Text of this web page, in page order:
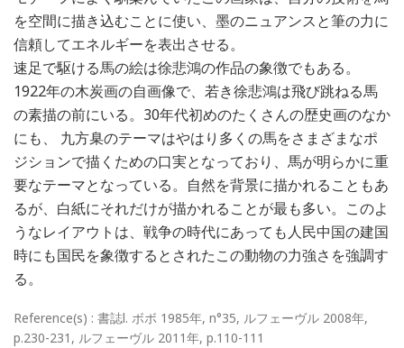
を空間に描き込むことに使い、墨のニュアンスと筆の力に
信頼してエネルギーを表出させる。
速足で駆ける馬の絵は徐悲鴻の作品の象徴でもある。
1922年の木炭画の自画像で、若き徐悲鴻は飛び跳ねる馬
の素描の前にいる。30年代初めのたくさんの歴史画のなか
にも、 九方臬のテーマはやはり多くの馬をさまざまなポ
ジションで描くための口実となっており、馬が明らかに重
要なテーマとなっている。自然を背景に描かれることもあ
るが、白紙にそれだけが描かれることが最も多い。このよ
うなレイアウトは、戦争の時代にあっても人民中国の建国
時にも国民を象徴するとされたこの動物の力強さを強調す
る。
Reference(s) : 書誌l. ボボ 1985年, n°35, ルフェーヴル 2008年,
p.230-231, ルフェーヴル 2011年, p.110-111